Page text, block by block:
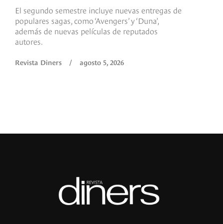
El segundo semestre incluye nuevas entregas de
populares sagas, como ‘Avengers’ y ‘Duna’,
además de nuevas películas de reputados
autores.
Revista Diners / agosto 5, 2026